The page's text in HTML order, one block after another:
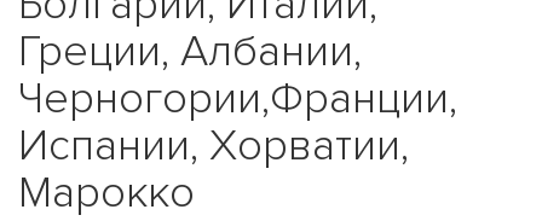
Греции, Албании,
Черногории,Франции,
Испании, Хорватии,
Марокко